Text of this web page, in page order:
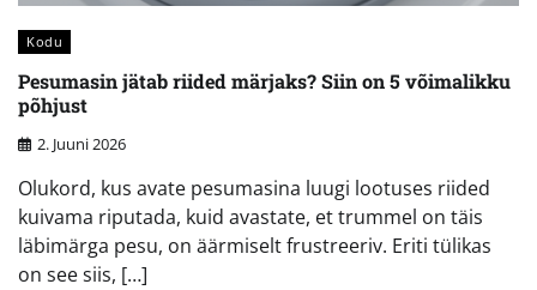
Kodu
Pesumasin jätab riided märjaks? Siin on 5 võimalikku
põhjust
2. Juuni 2026
Olukord, kus avate pesumasina luugi lootuses riided
kuivama riputada, kuid avastate, et trummel on täis
läbimärga pesu, on äärmiselt frustreeriv. Eriti tülikas
on see siis, […]